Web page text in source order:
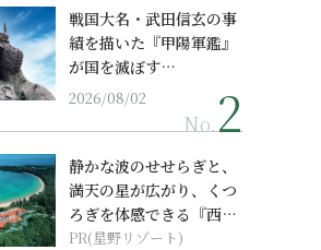
戦国大名・武田信玄の事
績を描いた『甲陽軍鑑』
が国を滅ぼす…
2026/08/02
No.
静かな波のせせらぎと、
満天の星が広がり、くつ
ろぎを体感できる『西表
島ホテル by...
PR(星野リゾート)